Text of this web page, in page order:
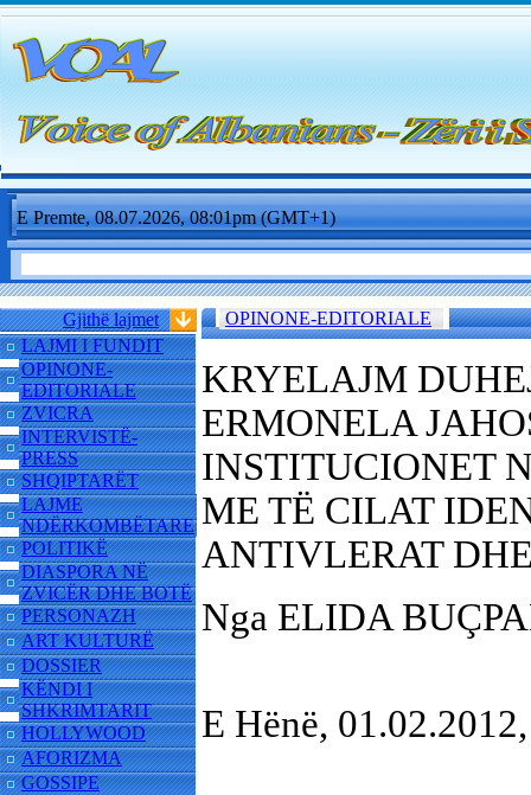
E Premte, 08.07.2026, 08:01pm (GMT+1)
Gjithë lajmet
LAJMI I FUNDIT
OPINONE-
EDITORIALE
ZVICRA
INTERVISTË-
PRESS
SHQIPTARËT
LAJME
NDËRKOMBËTARE
POLITIKË
DIASPORA NË
ZVICËR DHE BOTË
PERSONAZH
ART KULTURË
DOSSIER
KËNDI I
SHKRIMTARIT
HOLLYWOOD
AFORIZMA
GOSSIPE
OPINONE-EDITORIALE
KRYELAJM
ERMONELA
INSTITUCIONET
ME TË CILAT
ANTIVLERAT
Nga ELIDA
E Hënë,